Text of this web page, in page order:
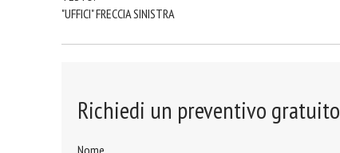
"UFFICI" FRECCIA SINISTRA
Richiedi un preventivo gratuito